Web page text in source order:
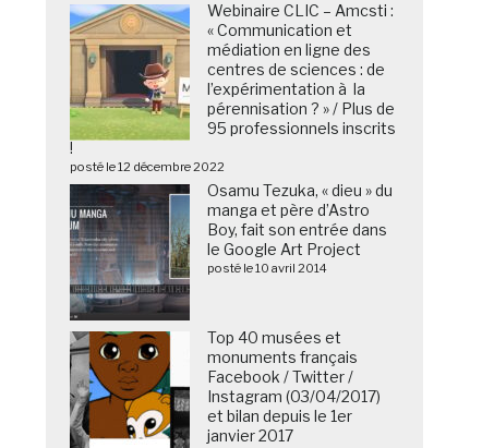
Webinaire CLIC – Amcsti :
« Communication et
médiation en ligne des
centres de sciences : de
l’expérimentation à la
pérennisation ? » / Plus de
95 professionnels inscrits
!
posté le 12 décembre 2022
Osamu Tezuka, « dieu » du
manga et père d’Astro
Boy, fait son entrée dans
le Google Art Project
posté le 10 avril 2014
Top 40 musées et
monuments français
Facebook / Twitter /
Instagram (03/04/2017)
et bilan depuis le 1er
janvier 2017